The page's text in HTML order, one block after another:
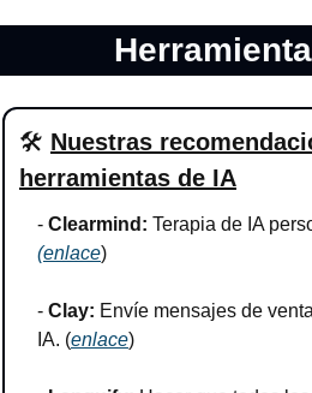
🛠 Nuestras
herramientas de IA
- Clearmind:
(enlace)
- Clay: Envíe mensajes de
IA. (enlace)